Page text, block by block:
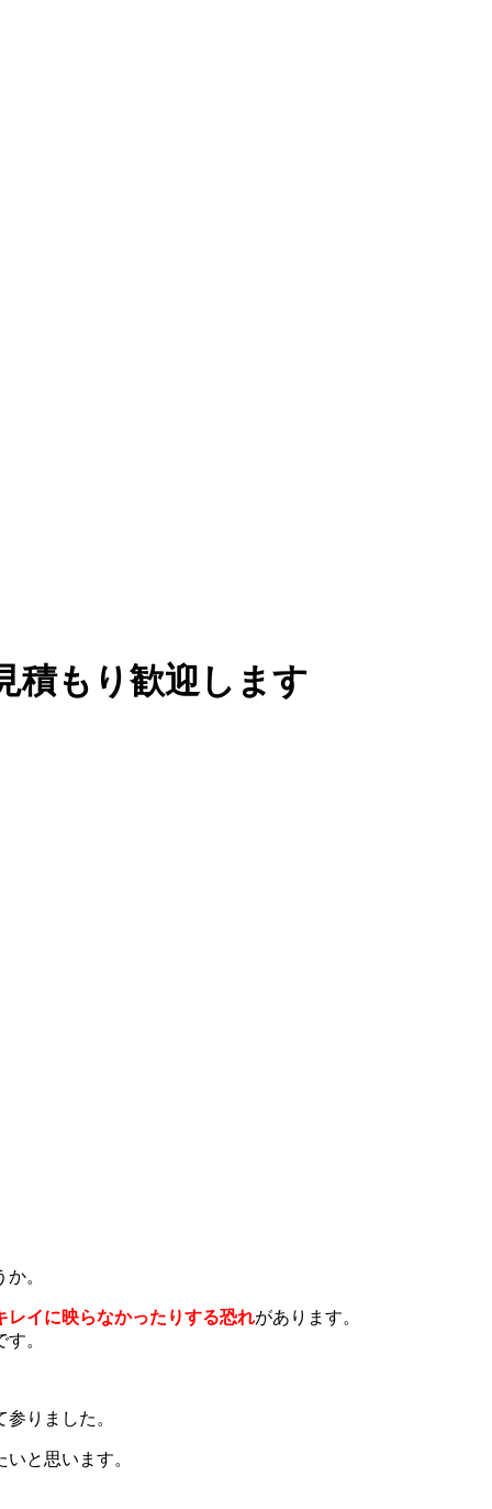
積もり歓迎します
。
レイに映らなかったりする恐れがあります。
。
りました。
と思います。